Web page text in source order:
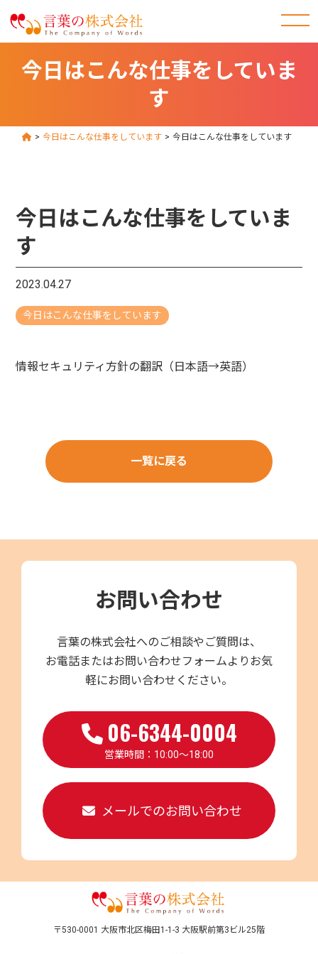
今日はこんな仕事をしていま
す
> 今日はこんな仕事をしています > 今日はこんな仕事をしています
今日はこんな仕事をしていま
す
2023.04.27
今日はこんな仕事をしています
情報セキュリティ方針の翻訳（日本語→英語）
一覧に戻る
お問い合わせ
言葉の株式会社へのご相談やご質問は、
お電話またはお問い合わせフォームよりお気
軽にお問い合わせください。
06-6344-0004
営業時間：10:00～18:00
メールでのお問い合わせ
〒530-0001 大阪市北区梅田1-1-3 大阪駅前第3ビル25階